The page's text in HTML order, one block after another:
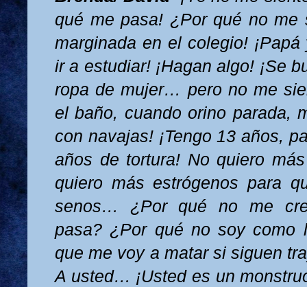
qué me pasa! ¿Por qué no me
marginada en el colegio!
ir a estudiar! ¡Hagan algo! ¡Se
ropa de mujer… pero no me
el baño, cuando orino parada,
con navajas! ¡Tengo 13 años,
años de tortura! No quiero
quiero más estrógenos para
senos… ¿Por qué no me
pasa? ¿Por qué no soy como
que me voy a matar si siguen
A usted… ¡Usted es un